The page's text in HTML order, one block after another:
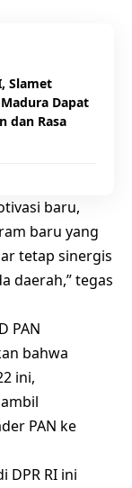
Slamet
Dapat
dan Rasa
baru,
baru yang
tetap sinergis
daerah,” tegas
PAN
bahwa
ini,
PAN ke
DPR RI ini